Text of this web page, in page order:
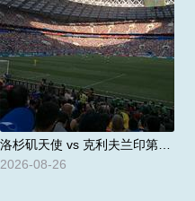
地点：阿纳海姆/天使球场
时间：2026-08-26
价格：￥0起
2026-08-26